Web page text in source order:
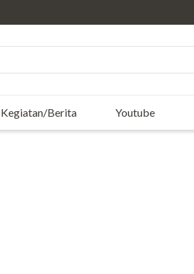
Kegiatan/Berita Youtube